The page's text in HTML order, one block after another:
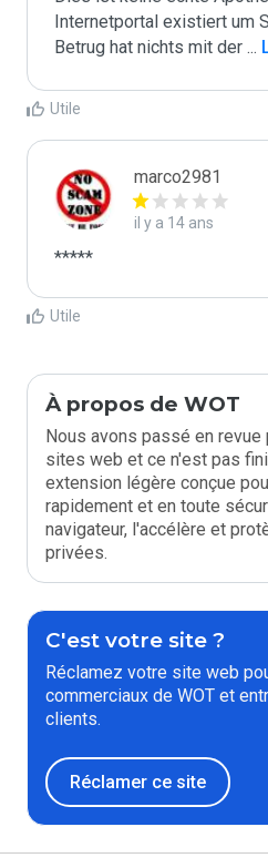
Internetportal existiert um
Betrug hat nichts mit der ...
Utile
marco2981
il y a 14 ans
*****
Utile
À propos de WOT
Nous avons passé en
sites web et ce n'est pas
extension légère conçue
rapidement et en toute
navigateur, l'accélère et
privées.
C'est votre site ?
Réclamez votre site web
commerciaux de WOT et
clients.
Réclamer ce site